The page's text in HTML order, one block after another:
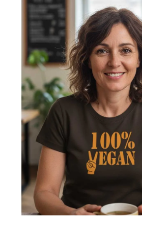
TRIČKA
OKAMŽITĚ K ODBĚRU
B2B
MÁM SRDCE POMÁHÁM
VÁNOCE
PROVIZNÍ SYSTÉM
O nás Časté otázky
Obchodní podmínky
Zásady zpracování ochrany osobních údajů